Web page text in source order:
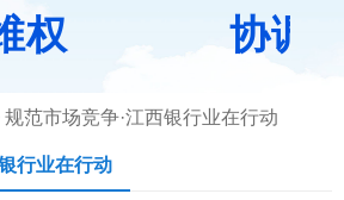
规范市场竞争·江西银行业在行动
行业在行动